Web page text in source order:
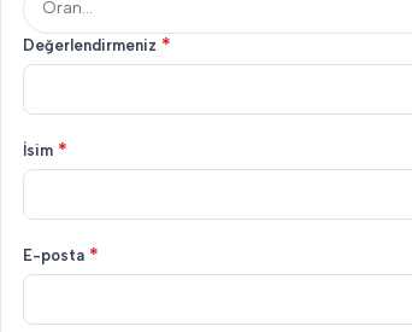
Değerlendirmeniz *
İsim *
E-posta *